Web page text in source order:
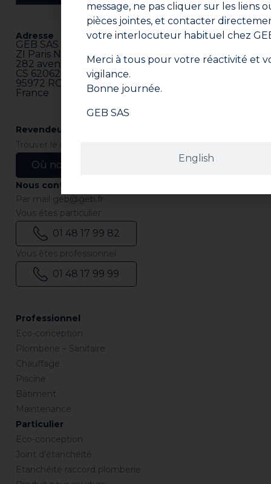
Adresse
GEB SAS
ZI Paris Nord 2
282 avenue du Bois de la Pie
CS 62062
95972 ROISSY CDG CEDEX
France
Professionnel
Eco-conception
Plomberie – Sanitaire
Chauffage
Piscine
Bâtiment
Maintenance
Particulier
Eco-conception
Joint d’étanchéité
Etanchéité raccord plomberie
Revendeurs
Trouver le revendeur le plus proche de chez vous.
Où nous trouver ?
Nous contacter
Par mail geb@geb.fr
Vous êtes particulier
01 48 17 99 82
Vous êtes professionnel
01 48 17 99 99
English
message, ne pas cliquer sur les liens
pièces jointes, et contacter
votre interlocuteur habituel chez
Merci à tous pour votre réactivité et
vigilance.
Bonne journée.
GEB SAS